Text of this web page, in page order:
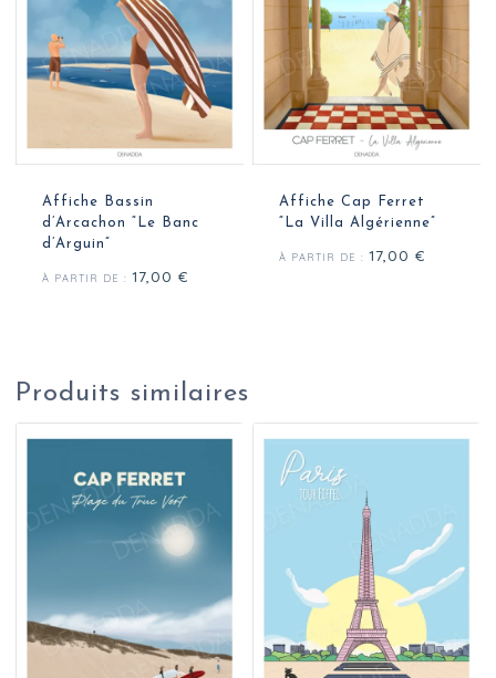
Affiche Bassin
d’Arcachon “Le Banc
d’Arguin”
À PARTIR DE : 17,00 €
Affiche Cap Ferret
“La Villa Algérienne”
À PARTIR DE : 17,00 €
Produits similaires